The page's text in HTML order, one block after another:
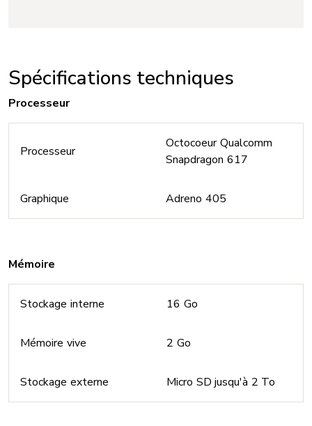
Spécifications techniques
Processeur
Processeur
Octocoeur Qualcomm
Snapdragon 617
Graphique Adreno 405
Mémoire
Stockage interne 16 Go
Mémoire vive 2 Go
Stockage externe Micro SD jusqu'à 2 To